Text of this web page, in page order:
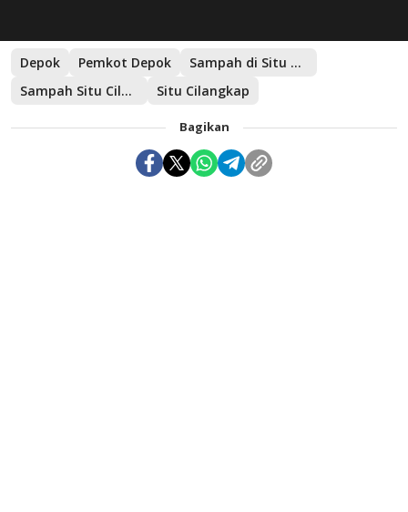
Depok Pemkot Depok
Sampah di Situ Cilangkap
Sampah Situ Cilangkap
Situ Cilangkap
Bagikan